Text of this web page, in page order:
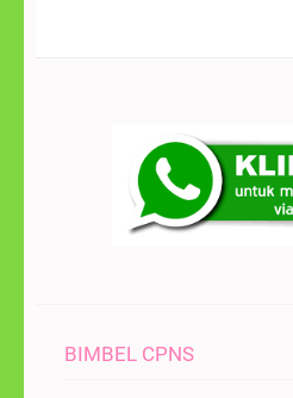
BIMBEL CPNS